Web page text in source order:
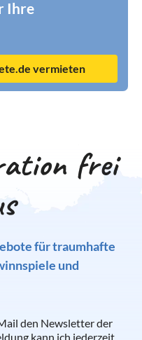
Ihre
vermieten
frei
für traumhafte
und
den Newsletter der
kann ich jederzeit